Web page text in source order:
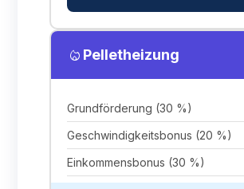
local_fire_department Pelletheizung
Grundförderung (30 %)
Geschwindigkeitsbonus (20 %)
Einkommensbonus (30 %)